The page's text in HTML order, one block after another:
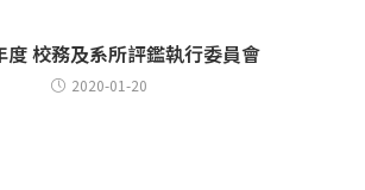
度 校務及系所評鑑執行委員會
2020-01-20